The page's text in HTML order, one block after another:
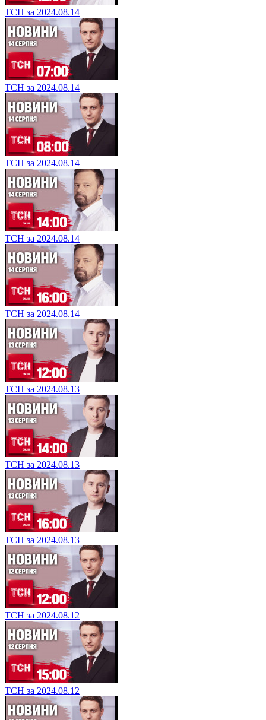
ТСН за 2024.08.14
ТСН за 2024.08.14
ТСН за 2024.08.14
ТСН за 2024.08.14
ТСН за 2024.08.14
ТСН за 2024.08.13
ТСН за 2024.08.13
ТСН за 2024.08.13
ТСН за 2024.08.12
ТСН за 2024.08.12